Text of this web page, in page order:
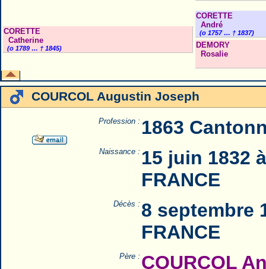
CORETTE
Catherine
(o 1789 … † 1845)
CORETTE
André
(o 1757 … † 1837)
DEMORY
Rosalie
COURCOL Augustin Joseph
Profession : 1863
Naissance : 15 juin 1832
FRANCE
Décès : 8 septembre
FRANCE
Père : COURCOL